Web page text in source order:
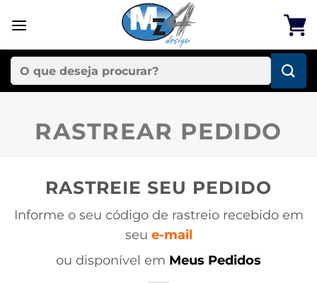
Pesquisar
por:
RASTREAR PEDIDO
RASTREIE SEU PEDIDO
Informe o seu código de rastreio recebido em
seu e-mail
ou disponível em Meus Pedidos